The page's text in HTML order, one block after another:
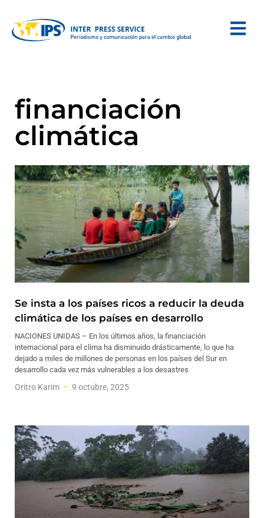
financiación
climática
Se insta a los países ricos a reducir la deuda
climática de los países en desarrollo
NACIONES UNIDAS – En los últimos años, la financiación
internacional para el clima ha disminuido drásticamente, lo que ha
dejado a miles de millones de personas en los países del Sur en
desarrollo cada vez más vulnerables a los desastres
Oritro Karim 9 octubre, 2025